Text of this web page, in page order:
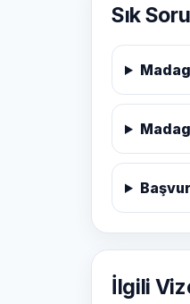
Sık
İlgili